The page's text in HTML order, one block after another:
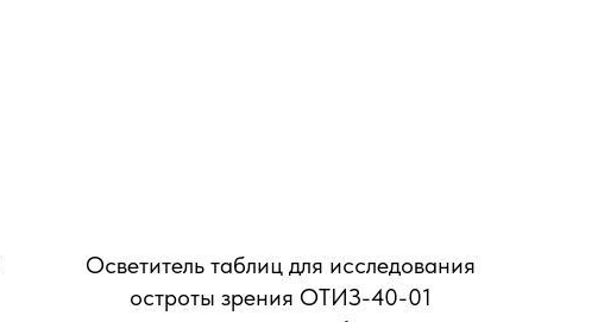
Осветитель таблиц для исследования
остроты зрения ОТИЗ-40-01